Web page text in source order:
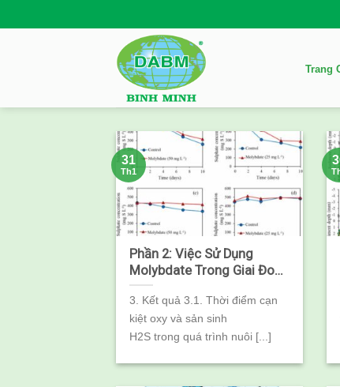
to
Trang
Phần 2: Việc Sử Dụng
Molybdate Trong Giai Đoạn
Đầu Phát Triển Của Tôm
Có Tác Dụng Ức Chế Sự
Hình Thành Sunfua Ở Đáy
Ao Tôm
3. Kết quả 3.1. Thời điểm cạn
kiệt oxy và sản sinh
H2S trong quá trình nuôi [...]
31
Th1